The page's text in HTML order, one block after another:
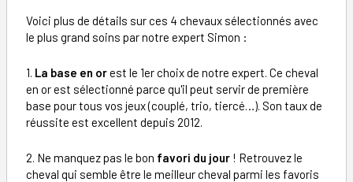
Voici plus de détails sur ces 4 chevaux sélectionnés avec
le plus grand soins par notre expert Simon :
1. La base en orest le 1er choix de notre expert. Ce cheval
en or est sélectionné parce qu'il peut servir de première
base pour tous vos jeux (couplé, trio, tiercé…). Son taux de
réussite est excellent depuis 2012.
2. Ne manquez pas le bon favori du jour ! Retrouvez le
cheval qui semble être le meilleur cheval parmi les favoris